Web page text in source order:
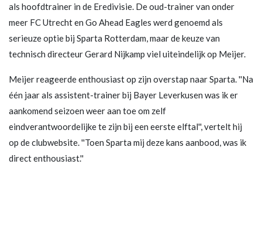
als hoofdtrainer in de Eredivisie. De oud-trainer van onder
meer FC Utrecht en Go Ahead Eagles werd genoemd als
serieuze optie bij Sparta Rotterdam, maar de keuze van
technisch directeur Gerard Nijkamp viel uiteindelijk op Meijer.
Meijer reageerde enthousiast op zijn overstap naar Sparta. ''Na
één jaar als assistent-trainer bij Bayer Leverkusen was ik er
aankomend seizoen weer aan toe om zelf
eindverantwoordelijke te zijn bij een eerste elftal'', vertelt hij
op de clubwebsite. ''Toen Sparta mij deze kans aanbood, was ik
direct enthousiast.''